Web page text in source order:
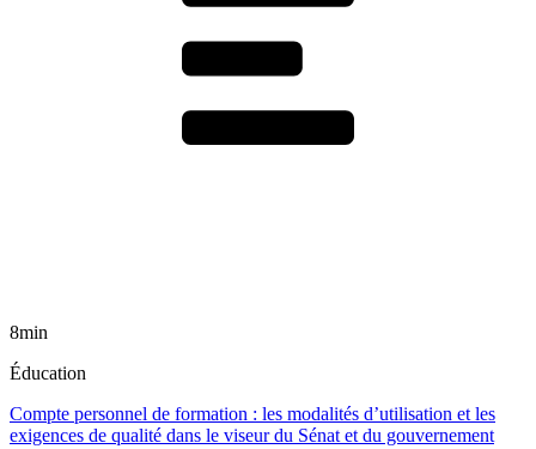
8min
Éducation
Compte personnel de formation : les modalités d’utilisation et les
exigences de qualité dans le viseur du Sénat et du gouvernement